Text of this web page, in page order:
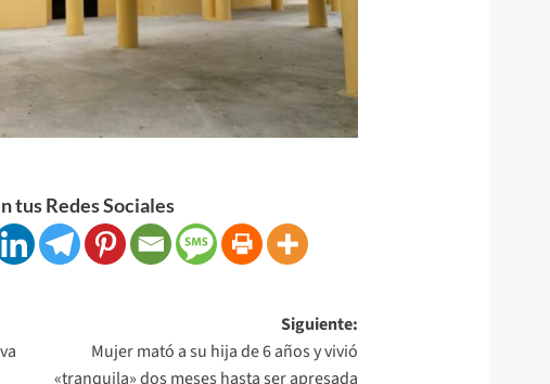
tus Redes Sociales
Siguiente:
Mujer mató a su hija de 6 años y vivió
«tranquila» dos meses hasta ser apresada